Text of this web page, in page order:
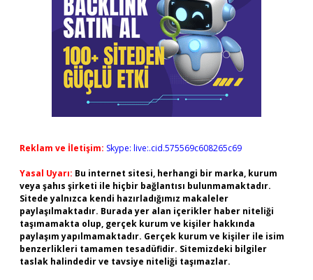
Reklam ve İletişim: Skype: live:.cid.575569c608265c69
Yasal Uyarı: Bu internet sitesi, herhangi bir marka, kurum
veya şahıs şirketi ile hiçbir bağlantısı bulunmamaktadır.
Sitede yalnızca kendi hazırladığımız makaleler
paylaşılmaktadır. Burada yer alan içerikler haber niteliği
taşımamakta olup, gerçek kurum ve kişiler hakkında
paylaşım yapılmamaktadır. Gerçek kurum ve kişiler ile isim
benzerlikleri tamamen tesadüfidir. Sitemizdeki bilgiler
taslak halindedir ve tavsiye niteliği taşımazlar.